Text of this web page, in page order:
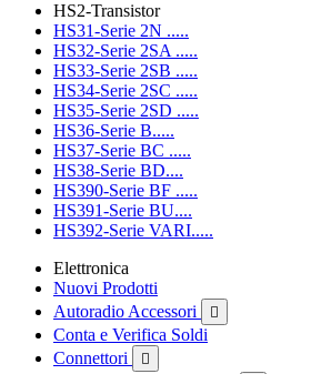
HS2-Transistor
HS31-Serie 2N .....
HS32-Serie 2SA .....
HS33-Serie 2SB .....
HS34-Serie 2SC .....
HS35-Serie 2SD .....
HS36-Serie B.....
HS37-Serie BC .....
HS38-Serie BD....
HS390-Serie BF .....
HS391-Serie BU....
HS392-Serie VARI.....
Elettronica
Nuovi Prodotti
Autoradio Accessori

Conta e Verifica Soldi
Connettori
